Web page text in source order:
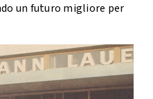
un futuro migliore per